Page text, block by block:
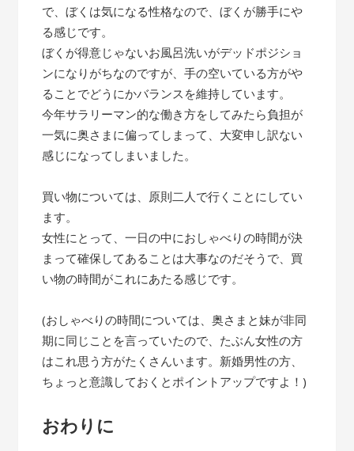
で、ぼくは気になる性格なので、ぼくが勝手にや
る感じです。
ぼくが得意じゃないお風呂洗いがデッドポジショ
ンになりがちなのですが、手の空いている方がや
ることでどうにかバランスを維持しています。
今年サラリーマン的な働き方をしてみたら負担が
一気に奥さまに偏ってしまって、大変申し訳ない
感じになってしまいました。
買い物については、原則二人で行くことにしてい
ます。
女性にとって、一日の中におしゃべりの時間が決
まって確保してあることは大事なのだそうで、買
い物の時間がこれにあたる感じです。
(おしゃべりの時間については、奥さまと妹が非同
期に同じことを言っていたので、たぶん女性の方
はこれ思う方がたくさんいます。新婚男性の方、
ちょっと意識しておくとポイントアップですよ！)
おわりに